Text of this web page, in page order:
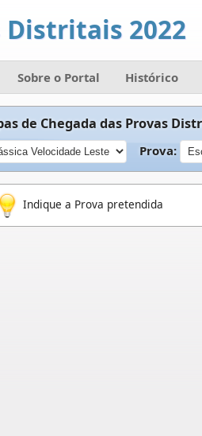
Distritais 2022
Sobre o Portal Histórico
de Chegada das Provas
Prova:
Indique a Prova pretendida